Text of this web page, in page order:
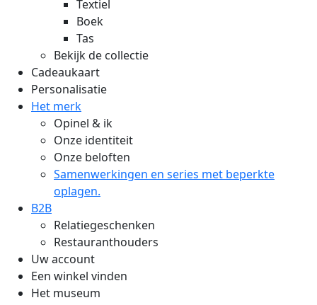
Textiel
Boek
Tas
Bekijk de collectie
Cadeaukaart
Personalisatie
Het merk
Opinel & ik
Onze identiteit
Onze beloften
Samenwerkingen en series met beperkte
oplagen.
B2B
Relatiegeschenken
Restauranthouders
Uw account
Een winkel vinden
Het museum